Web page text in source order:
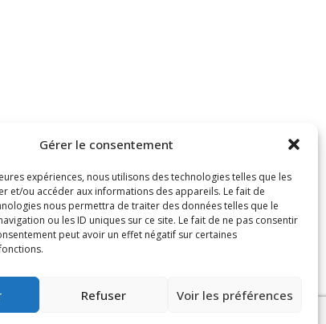
Gérer le consentement
expériences, nous utilisons des technologies telles que les
et/ou accéder aux informations des appareils. Le fait de
nous permettra de traiter des données telles que le
ou les ID uniques sur ce site. Le fait de ne pas consentir
peut avoir un effet négatif sur certaines
Refuser Voir les préférences